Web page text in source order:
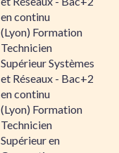
en continu
(Lyon) Formation
Technicien
Supérieur Systèmes
et Réseaux - Bac+2
en continu
(Lyon) Formation
Technicien
Supérieur en